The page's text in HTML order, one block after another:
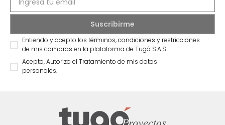
Entiendo y acepto los términos, condiciones y restricciones
de mis compras en la plataforma de Tugó S.A.S.
Acepto, Autorizo el Tratamiento de mis datos
personales.